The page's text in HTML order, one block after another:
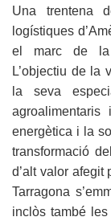
Una trentena
logístiques
el marc de la
L’objectiu de la
la seva
agroalimentaris
energètica i la
transformació
d’alt valor afegit
Tarragona
inclòs també